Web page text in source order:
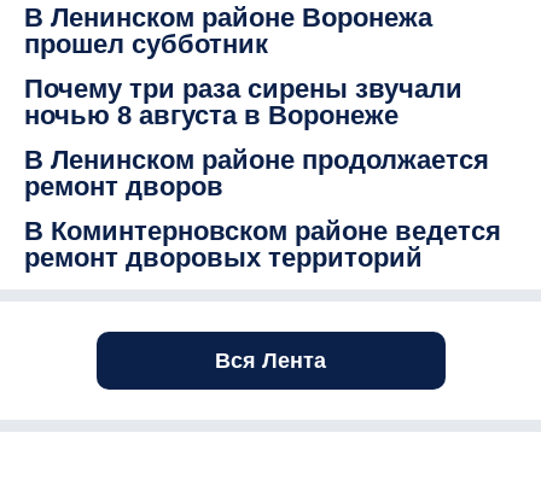
В Ленинском районе Воронежа
прошел субботник
Почему три раза сирены звучали
ночью 8 августа в Воронеже
В Ленинском районе продолжается
ремонт дворов
В Коминтерновском районе ведется
ремонт дворовых территорий
Вся Лента